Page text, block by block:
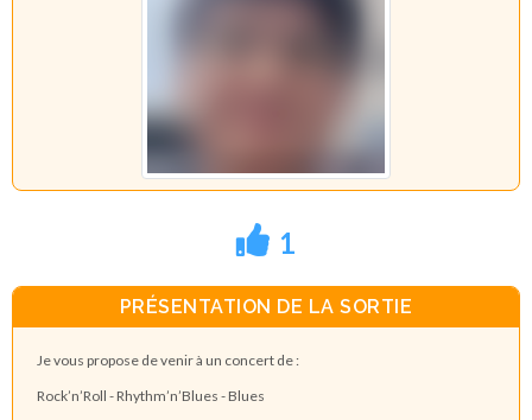
1
PRÉSENTATION DE LA SORTIE
Je vous propose de venir à un concert de :
Rock’n’Roll - Rhythm’n’Blues - Blues